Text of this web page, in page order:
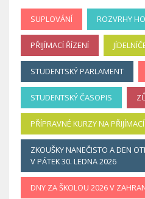
SUPLOVÁNÍ ROZVRHY
PŘIJÍMACÍ ŘÍZENÍ
STUDENTSKÝ PARLAMENT
STUDENTSKÝ ČASOPIS
PŘÍPRAVNÉ KURZY NA
ZKOUŠKY NANEČISTO A DEN
V PÁTEK 30. LEDNA 2026
DNY ZA ŠKOLOU 2026 V